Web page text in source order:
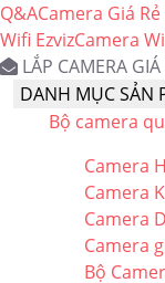
Q&ACamera Giá
Wifi EzvizCamera
LẮP CAMERA GIÁ
DANH MỤC SẢN
Bộ camera
Camera
Camera
Camera
Camera
Bộ